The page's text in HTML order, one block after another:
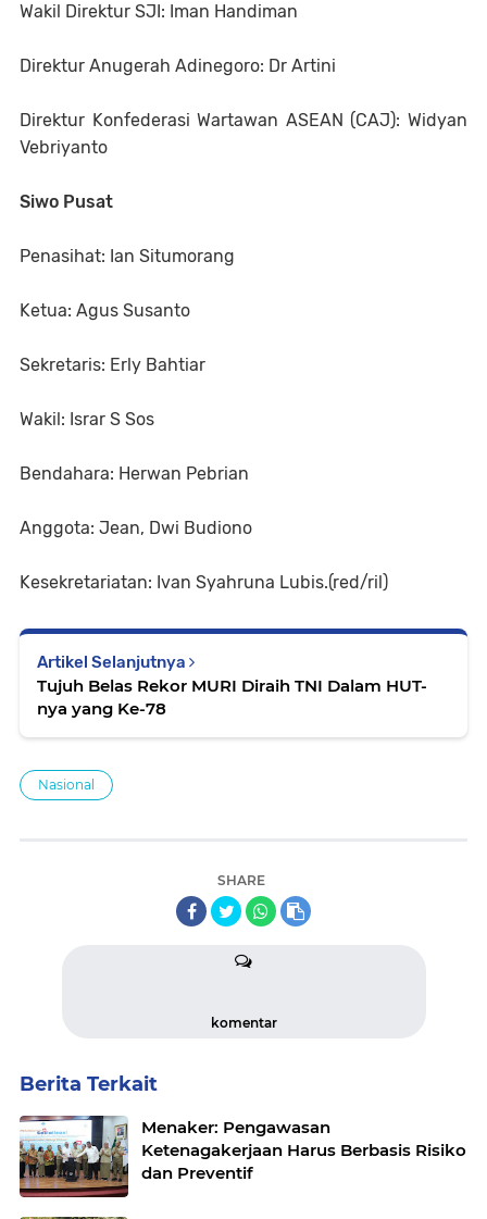
Wakil Direktur SJI: Iman Handiman
Direktur Anugerah Adinegoro: Dr Artini
Direktur Konfederasi Wartawan ASEAN (CAJ): Widyan
Vebriyanto
Siwo Pusat
Penasihat: Ian Situmorang
Ketua: Agus Susanto
Sekretaris: Erly Bahtiar
Wakil: Israr S Sos
Bendahara: Herwan Pebrian
Anggota: Jean, Dwi Budiono
Kesekretariatan: Ivan Syahruna Lubis.(red/ril)
Artikel Selanjutnya
Tujuh Belas Rekor MURI Diraih TNI Dalam HUT-
nya yang Ke-78
Nasional
SHARE
komentar
Berita Terkait
Menaker: Pengawasan
Ketenagakerjaan Harus Berbasis Risiko
dan Preventif